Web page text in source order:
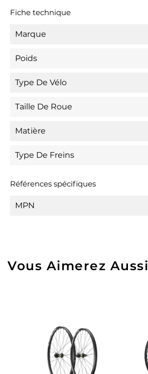
Fiche technique
Marque
Poids
Type De Vélo
Taille De Roue
Matière
Type De Freins
Références spécifiques
MPN
Vous Aimerez Aussi